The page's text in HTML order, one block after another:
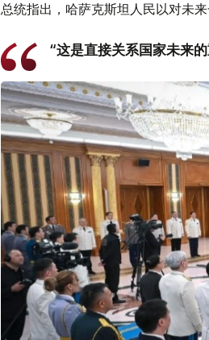
总统指出，哈萨克斯坦人民以对未
“这是直接关系国家未来